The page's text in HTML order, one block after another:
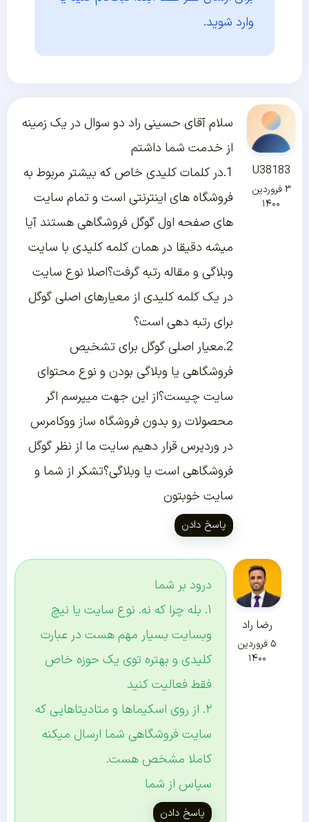
وارد شوید.
U38183
۳ فروردین
۱۴۰۰
سلام آقای حسینی راد دو سوال در یک زمینه
از خدمت شما داشتم
1.در کلمات کلیدی خاص که بیشتر مربوط به
فروشگاه های اینترنتی است و تمام سایت
های صفحه اول گوگل فروشگاهی هستند آیا
میشه دقیقا در همان کلمه کلیدی با سایت
وبلاگی و مقاله رتبه گرفت؟اصلا نوع سایت
در یک کلمه کلیدی از معیارهای اصلی گوگل
برای رتبه دهی است؟
2.معیار اصلی گوگل برای تشخیص
فروشگاهی یا وبلاگی بودن و نوع محتوای
سایت چیست؟از این جهت میپرسم اگر
محصولات رو بدون فروشگاه ساز ووکامرس
در وردپرس قرار دهیم سایت ما از نظر گوگل
فروشگاهی است یا وبلاگی؟تشکر از شما و
سایت خوبتون
پاسخ دادن
رضا راد
۵ فروردین
۱۴۰۰
درود بر شما
۱. بله چرا که نه. نوع سایت یا نیچ
وبسایت بسیار مهم هست در عبارت
کلیدی و بهتره توی یک حوزه خاص
فقط فعالیت کنید
۲. از روی اسکیما‌ها و متادیتاهایی که
سایت فروشگاهی شما ارسال میکنه
کاملا مشخص هست.
سپاس از شما
پاسخ دادن